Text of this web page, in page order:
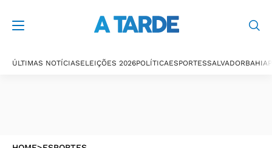
ÚLTIMAS NOTÍCIASELEIÇÕES 2026POLÍTICAESPORTESSALVADORBAHIA